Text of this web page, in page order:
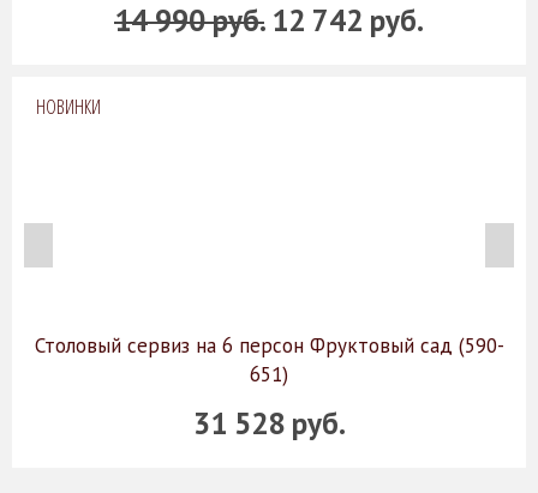
14 990 руб. 12 742 руб.
НОВИНКИ
Столовый сервиз на 6 персон Фруктовый сад (590-
651)
31 528 руб.